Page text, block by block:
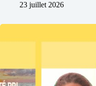
23 juillet 2026